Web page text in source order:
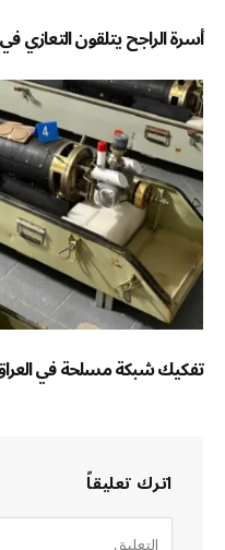
أسرة الراجح يتلقون التعازي
تفكيك شبكة مسلحة في
اترك تعليقاً